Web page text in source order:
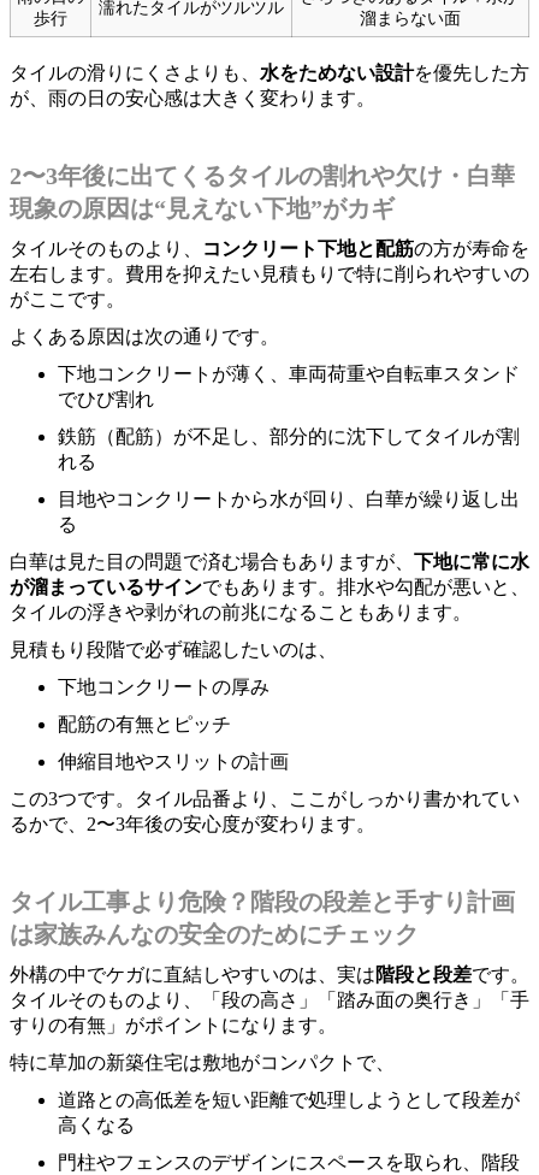
歩行
濡れたタイルがツルツル
溜まらない面
タイルの滑りにくさよりも、 水をためない設計を優先した方
が、雨の日の安心感は大きく変わります。
2〜3年後に出てくるタイルの割れや欠け・白華
現象の原因は“見えない下地”がカギ
タイルそのものより、 コンクリート下地と配筋の方が寿命を
左右します。費用を抑えたい見積もりで特に削られやすいの
がここです。
よくある原因は次の通りです。
下地コンクリートが薄く、車両荷重や自転車スタンド
でひび割れ
鉄筋（配筋）が不足し、部分的に沈下してタイルが割
れる
目地やコンクリートから水が回り、白華が繰り返し出
る
白華は見た目の問題で済む場合もありますが、 下地に常に水
が溜まっているサインでもあります。排水や勾配が悪いと、
タイルの浮きや剥がれの前兆になることもあります。
見積もり段階で必ず確認したいのは、
下地コンクリートの厚み
配筋の有無とピッチ
伸縮目地やスリットの計画
この3つです。タイル品番より、ここがしっかり書かれてい
るかで、2〜3年後の安心度が変わります。
タイル工事より危険？階段の段差と手すり計画
は家族みんなの安全のためにチェック
外構の中でケガに直結しやすいのは、実は階段と段差です。
タイルそのものより、「段の高さ」「踏み面の奥行き」「手
すりの有無」がポイントになります。
特に草加の新築住宅は敷地がコンパクトで、
道路との高低差を短い距離で処理しようとして段差が
高くなる
門柱やフェンスのデザインにスペースを取られ、階段